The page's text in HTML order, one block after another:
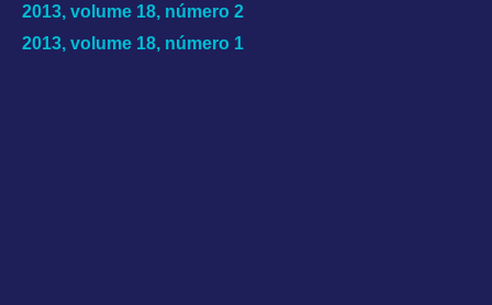
2013, volume 18, número 2
2013, volume 18, número 1